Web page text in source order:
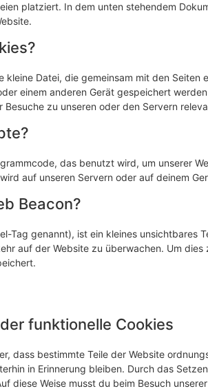
platziert. In dem unten stehendem
kleine Datei, die gemeinsam mit den
einem anderen Gerät gespeichert
Besuche zu unseren oder den Servern
das benutzt wird, um unserer
auf unseren Servern oder auf deinem
Beacon?
Tag genannt), ist ein kleines unsichtbares
auf der Website zu überwachen. Um
funktionelle Cookies
dass bestimmte Teile der Website
in Erinnerung bleiben. Durch das
diese Weise musst du beim Besuch